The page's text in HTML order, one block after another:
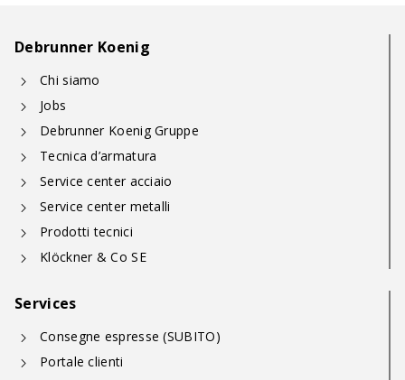
Debrunner Koenig
Chi siamo
Jobs
Debrunner Koenig Gruppe
Tecnica d’armatura
Service center acciaio
Service center metalli
Prodotti tecnici
Klöckner & Co SE
Services
Consegne espresse (SUBITO)
Portale clienti